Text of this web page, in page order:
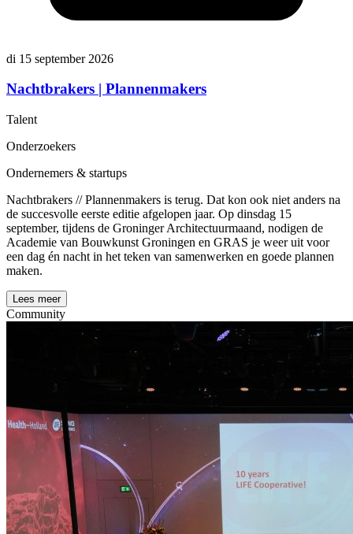
di 15 september 2026
Nachtbrakers | Plannenmakers
Talent
Onderzoekers
Ondernemers & startups
Nachtbrakers // Plannenmakers is terug. Dat kon ook niet anders na
de succesvolle eerste editie afgelopen jaar. Op dinsdag 15
september, tijdens de Groninger Architectuurmaand, nodigen de
Academie van Bouwkunst Groningen en GRAS je weer uit voor
een dag én nacht in het teken van samenwerken en goede plannen
maken.
Lees meer
Community